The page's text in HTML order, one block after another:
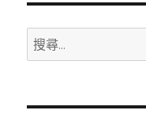
搜
尋
鍵